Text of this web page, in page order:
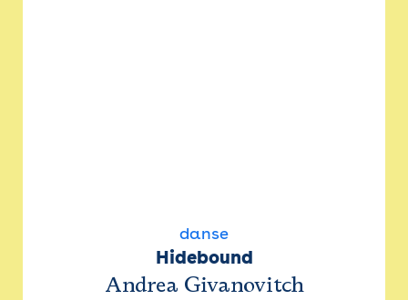
danse
Hidebound
Andrea Givanovitch